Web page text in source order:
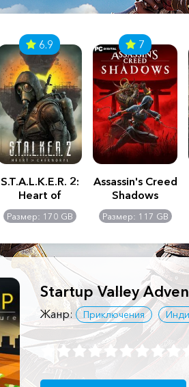
6.9
S.T.A.L.K.E.R. 2:
Heart of
Chernobyl -
Ultimate Edition
Размер: 170 GB
7
Assassin's Creed
Shadows
Размер: 117 GB
Startup Valley
Жанр: Приключения